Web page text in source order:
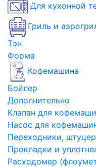
Для кухонной
Гриль и
Тэн
Форма
Кофемашина
Бойлер
Дополнительно
Клапан для
Насос для
Переходники,
Прокладки и
Расходомер